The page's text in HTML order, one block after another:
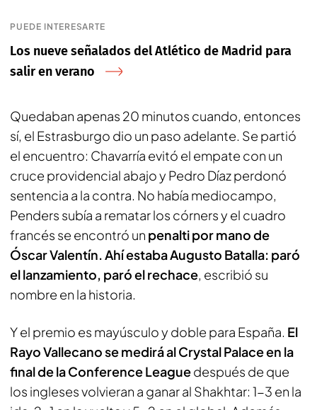
PUEDE INTERESARTE
Los nueve señalados del Atlético de Madrid para
salir en verano
Quedaban apenas 20 minutos cuando, entonces
sí, el Estrasburgo dio un paso adelante. Se partió
el encuentro: Chavarría evitó el empate con un
cruce providencial abajo y Pedro Díaz perdonó
sentencia a la contra. No había mediocampo,
Penders subía a rematar los córners y el cuadro
francés se encontró un penalti por mano de
Óscar Valentín. Ahí estaba Augusto Batalla: paró
el lanzamiento, paró el rechace, escribió su
nombre en la historia.
Y el premio es mayúsculo y doble para España. El
Rayo Vallecano se medirá al Crystal Palace en la
final de la Conference Leaguedespués de que
los ingleses volvieran a ganar al Shakhtar: 1-3 en la